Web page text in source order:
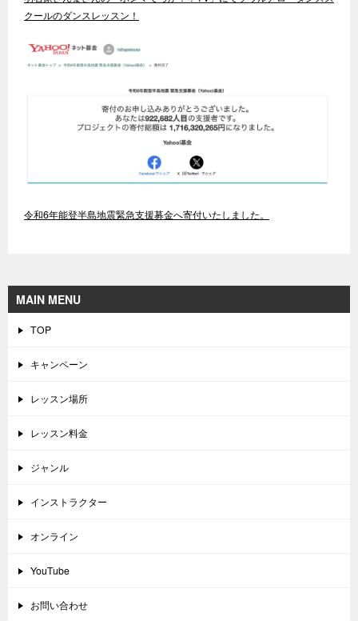
クールのダンスレッスン！
令和6年能登半島地震緊急支援募金へ寄付いたしました。
MAIN MENU
TOP
キャンペーン
レッスン場所
レッスン料金
ジャンル
インストラクター
オンライン
YouTube
お問い合わせ